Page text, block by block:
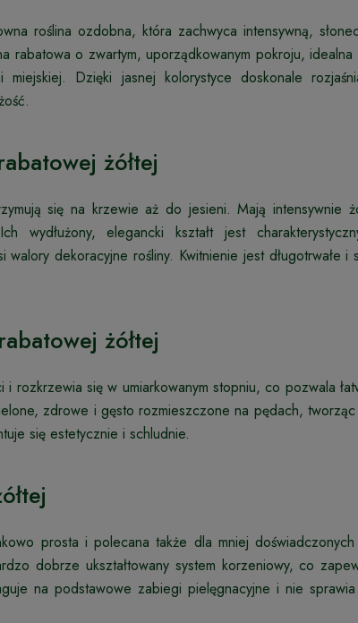
roślina ozdobna, która zachwyca intensywną,
rabatowa o zwartym, uporządkowanym pokroju,
Dzięki jasnej kolorystyce doskonale
żółtej
się na krzewie aż do jesieni. Mają intensywnie
wydłużony, elegancki kształt jest
dekoracyjne rośliny. Kwitnienie jest długotrwałe i
żółtej
rozkrzewia się w umiarkowanym stopniu, co pozwala
zdrowe i gęsto rozmieszczone na pędach, tworząc
się estetycznie i schludnie.
prosta i polecana także dla mniej
dobrze ukształtowany system korzeniowy, co
na podstawowe zabiegi pielęgnacyjne i nie